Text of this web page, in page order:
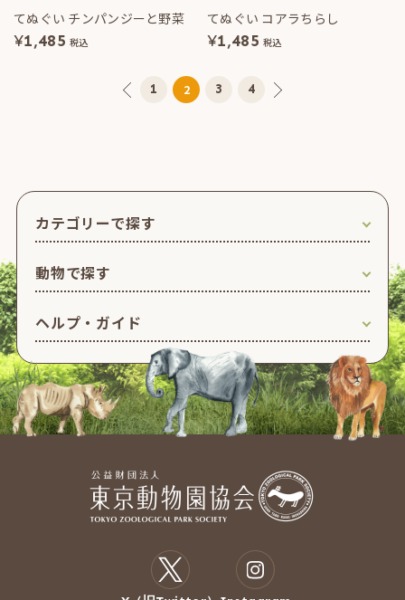
てぬぐい チンパンジーと野菜
¥1,485 税込
てぬぐい コアラちらし
¥1,485 税込
1 2 3 4
カテゴリーで探す
動物で探す
ヘルプ・ガイド